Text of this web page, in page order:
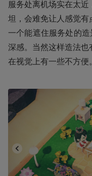
服务处离机场实在太
坦，会难免让人感觉
一个能遮住服务处的
深感。当然这样造法也
在视觉上有一些不方便。